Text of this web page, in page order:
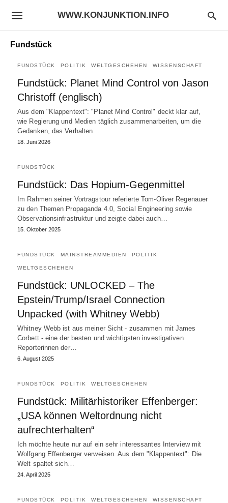
WWW.KONJUNKTION.INFO
Fundstück
FUNDSTÜCK POLITIK WELTGESCHEHEN WISSENSCHAFT
Fundstück: Planet Mind Control von Jason
Christoff (englisch)
Aus dem "Klappentext": "Planet Mind Control" deckt klar auf,
wie Regierung und Medien täglich zusammenarbeiten, um die
Gedanken, das Verhalten…
18. Juni 2026
FUNDSTÜCK
Fundstück: Das Hopium-Gegenmittel
Im Rahmen seiner Vortragstour referierte Tom-Oliver Regenauer
zu den Themen Propaganda 4.0, Social Engineering sowie
Observationsinfrastruktur und zeigte dabei auch…
15. Oktober 2025
FUNDSTÜCK MAINSTREAMMEDIEN POLITIK
WELTGESCHEHEN
Fundstück: UNLOCKED – The
Epstein/Trump/Israel Connection
Unpacked (with Whitney Webb)
Whitney Webb ist aus meiner Sicht - zusammen mit James
Corbett - eine der besten und wichtigsten investigativen
Reporterinnen der…
6. August 2025
FUNDSTÜCK POLITIK WELTGESCHEHEN
Fundstück: Militärhistoriker Effenberger:
„USA können Weltordnung nicht
aufrechterhalten“
Ich möchte heute nur auf ein sehr interessantes Interview mit
Wolfgang Effenberger verweisen. Aus dem "Klappentext": Die
Welt spaltet sich…
24. April 2025
FUNDSTÜCK POLITIK WELTGESCHEHEN WISSENSCHAFT